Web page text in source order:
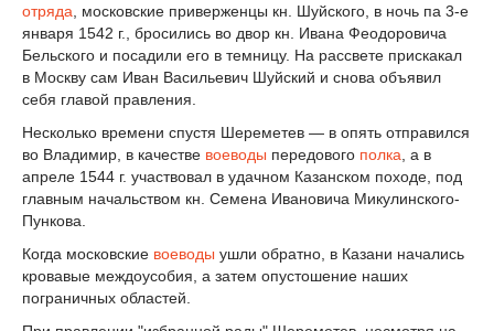
отряда, московские приверженцы кн. Шуйского, в ночь па 3-е
января 1542 г., бросились во двор кн. Ивана Феодоровича
Бельского и посадили его в темницу. На рассвете прискакал
в Москву сам Иван Васильевич Шуйский и снова объявил
себя главой правления.
Несколько времени спустя Шереметев — в опять отправился
во Владимир, в качестве воеводы передового полка , а в
апреле 1544 г. участвовал в удачном Казанском походе, под
главным начальством кн. Семена Ивановича Микулинского-
Пункова.
Когда московские воеводы ушли обратно, в Казани начались
кровавые междоусобия, а затем опустошение наших
пограничных областей.